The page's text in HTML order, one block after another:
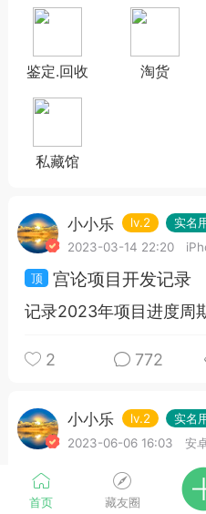
首页 藏友圈
鉴定.回收 淘货
私藏馆
小小乐 lv.2
实名
2023-03-14 22:20
宫论项目开发记录
记录2023年项目进度周
2 772
小小乐 lv.2
实名
2023-06-06 16:03
安
文章测试